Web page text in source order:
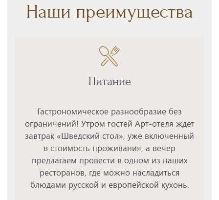
Наши преимущества
Питание
Гастрономическое разнообразие без
ограничений! Утром гостей Арт-отеля ждет
завтрак «Шведский стол», уже включенный
в стоимость проживания, а вечер
предлагаем провести в одном из наших
ресторанов, где можно насладиться
блюдами русской и европейской кухонь.